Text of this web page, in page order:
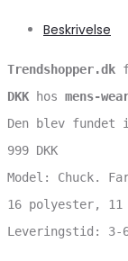
Beskrivelse
Trendshopper.dk
DKK hos mens-
Den blev fundet
999 DKK
Model: Chuck.
16 polyester, 11
Leveringstid: 3-